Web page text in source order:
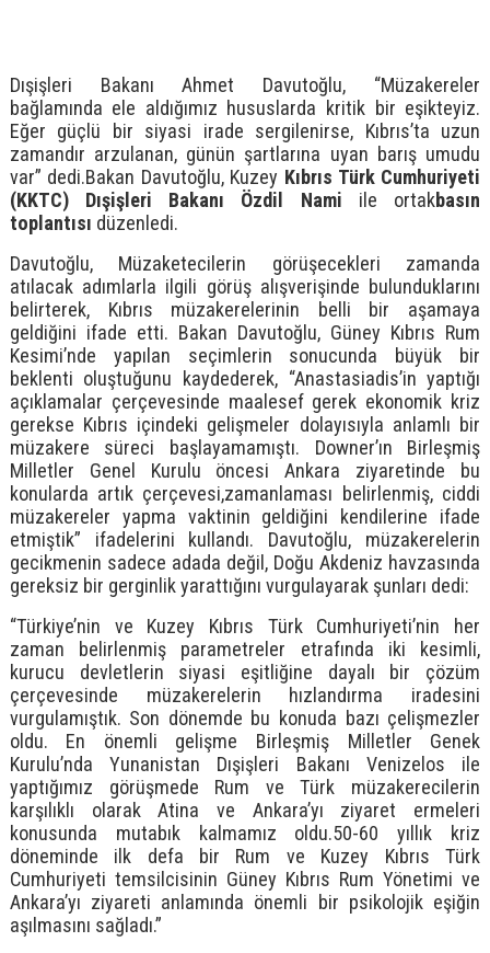
Dışişleri Bakanı Ahmet Davutoğlu, “Müzakereler
bağlamında ele aldığımız hususlarda kritik bir eşikteyiz.
Eğer güçlü bir siyasi irade sergilenirse, Kıbrıs’ta uzun
zamandır arzulanan, günün şartlarına uyan barış umudu
var” dedi.Bakan Davutoğlu, Kuzey Kıbrıs Türk Cumhuriyeti
(KKTC) Dışişleri Bakanı Özdil Nami ile ortakbasın
toplantısı düzenledi.
Davutoğlu, Müzaketecilerin görüşecekleri zamanda
atılacak adımlarla ilgili görüş alışverişinde bulunduklarını
belirterek, Kıbrıs müzakerelerinin belli bir aşamaya
geldiğini ifade etti. Bakan Davutoğlu, Güney Kıbrıs Rum
Kesimi’nde yapılan seçimlerin sonucunda büyük bir
beklenti oluştuğunu kaydederek, “Anastasiadis’in yaptığı
açıklamalar çerçevesinde maalesef gerek ekonomik kriz
gerekse Kıbrıs içindeki gelişmeler dolayısıyla anlamlı bir
müzakere süreci başlayamamıştı. Downer’ın Birleşmiş
Milletler Genel Kurulu öncesi Ankara ziyaretinde bu
konularda artık çerçevesi,zamanlaması belirlenmiş, ciddi
müzakereler yapma vaktinin geldiğini kendilerine ifade
etmiştik” ifadelerini kullandı. Davutoğlu, müzakerelerin
gecikmenin sadece adada değil, Doğu Akdeniz havzasında
gereksiz bir gerginlik yarattığını vurgulayarak şunları dedi:
“Türkiye’nin ve Kuzey Kıbrıs Türk Cumhuriyeti’nin her
zaman belirlenmiş parametreler etrafında iki kesimli,
kurucu devletlerin siyasi eşitliğine dayalı bir çözüm
çerçevesinde müzakerelerin hızlandırma iradesini
vurgulamıştık. Son dönemde bu konuda bazı çelişmezler
oldu. En önemli gelişme Birleşmiş Milletler Genek
Kurulu’nda Yunanistan Dışişleri Bakanı Venizelos ile
yaptığımız görüşmede Rum ve Türk müzakerecilerin
karşılıklı olarak Atina ve Ankara’yı ziyaret ermeleri
konusunda mutabık kalmamız oldu.50-60 yıllık kriz
döneminde ilk defa bir Rum ve Kuzey Kıbrıs Türk
Cumhuriyeti temsilcisinin Güney Kıbrıs Rum Yönetimi ve
Ankara’yı ziyareti anlamında önemli bir psikolojik eşiğin
aşılmasını sağladı.”